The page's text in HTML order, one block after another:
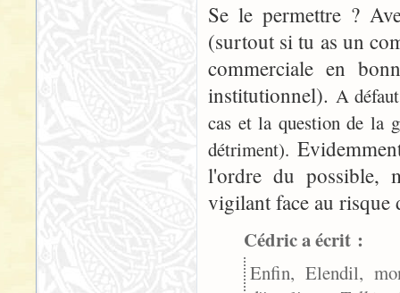
Se le permettre ?
(surtout si tu as un
commerciale en
institutionnel). A
cas et la question de la
détriment).
l'ordre du possible,
vigilant face au risque
Cédric a écrit :
Enfin, Elendil,